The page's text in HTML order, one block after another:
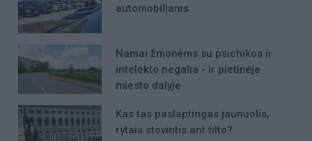
automobiliams
Namai žmonėms su psichikos ir
intelekto negalia - ir pietinėje
miesto dalyje
Kas tas paslaptingas jaunuolis,
rytais stovintis ant tilto?